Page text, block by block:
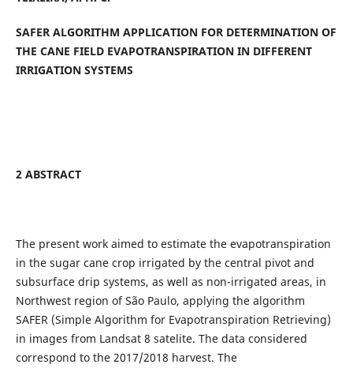
SAFER ALGORITHM APPLICATION FOR DETERMINATION OF
THE CANE FIELD EVAPOTRANSPIRATION IN DIFFERENT
IRRIGATION SYSTEMS
2 ABSTRACT
The present work aimed to estimate the evapotranspiration
in the sugar cane crop irrigated by the central pivot and
subsurface drip systems, as well as non-irrigated areas, in
Northwest region of São Paulo, applying the algorithm
SAFER (Simple Algorithm for Evapotranspiration Retrieving)
in images from Landsat 8 satelite. The data considered
correspond to the 2017/2018 harvest. The